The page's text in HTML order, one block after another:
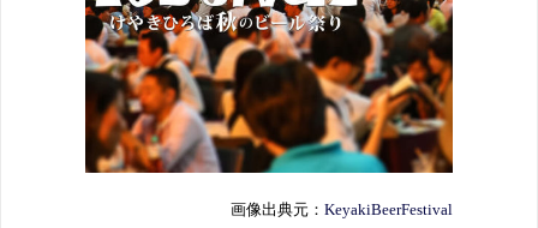
画像出典元： KeyakiBeerFestival